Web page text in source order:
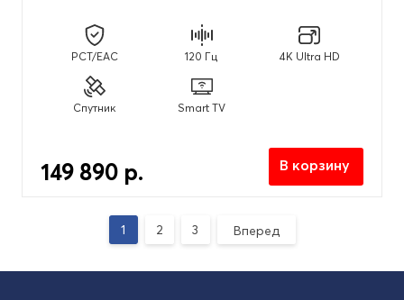
PCT/EAC 120 Гц 4K Ultra HD
Спутник Smart TV
149 890 р. В корзину
1 2 3 Вперед